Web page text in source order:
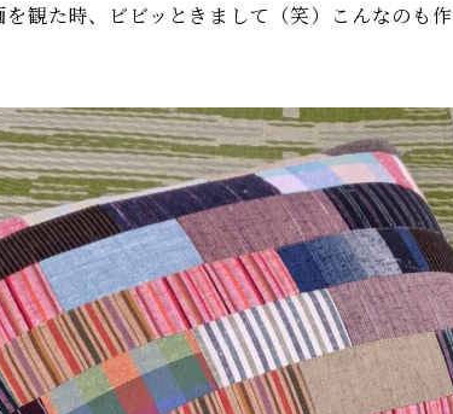
観た時、ビビッときまして（笑）こんなのも